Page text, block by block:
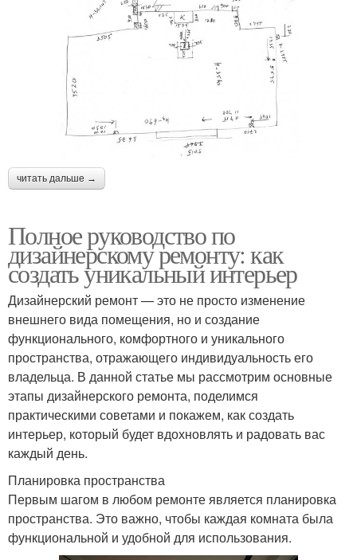
читать дальше →
Полное руководство по
дизайнерскому ремонту: как
создать уникальный интерьер
Дизайнерский ремонт — это не просто изменение
внешнего вида помещения, но и создание
функционального, комфортного и уникального
пространства, отражающего индивидуальность его
владельца. В данной статье мы рассмотрим основные
этапы дизайнерского ремонта, поделимся
практическими советами и покажем, как создать
интерьер, который будет вдохновлять и радовать вас
каждый день.
Планировка пространства
Первым шагом в любом ремонте является планировка
пространства. Это важно, чтобы каждая комната была
функциональной и удобной для использования.